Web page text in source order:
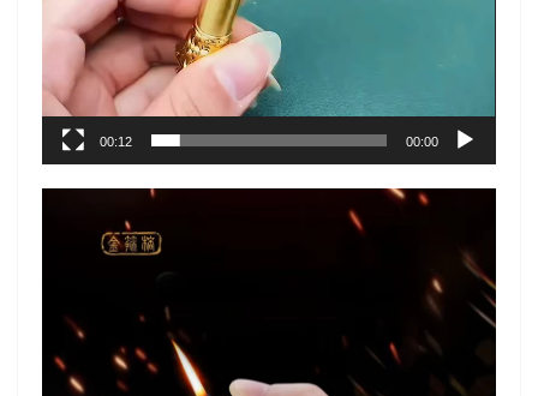
00:00
00:12